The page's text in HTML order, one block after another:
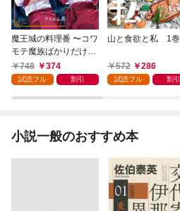
魔王城の料理番 〜コワ
モテ魔族ばかりだけ
ど、ホワイトな職場で
す〜 1巻
748 374
試読フル 割引
山と食欲と私 1巻
572 286
試読フル 割引
小説一般のおすすめ本